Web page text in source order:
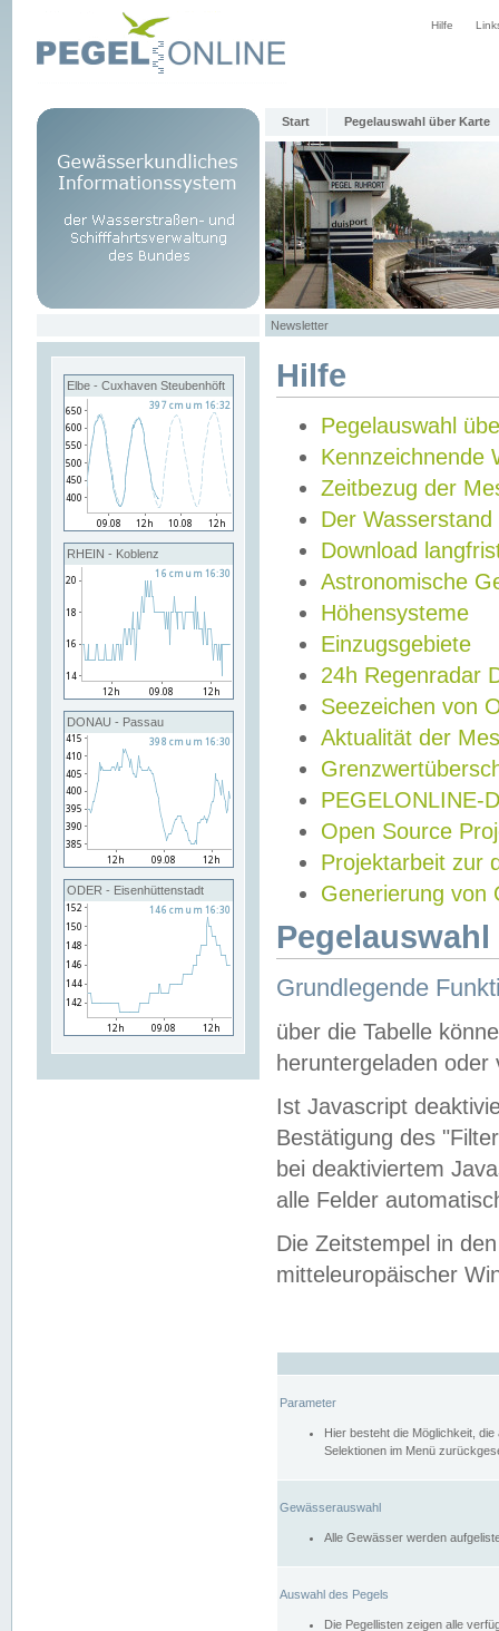
Hilfe
Start Pegelauswahl über Karte
Newsletter
Elbe - Cuxhaven Steubenhöft
RHEIN - Koblenz
DONAU - Passau
ODER - Eisenhüttenstadt
Hilfe
Pegelauswahl
Kennzeichnende
Zeitbezug der
Der Wasserstand
Download
Astronomische
Höhensysteme
Einzugsgebiete
24h Regenradar
Seezeichen von
Aktualität der
PEGELONLINE-
Open Source
Projektarbeit zur
Generierung von
Grundlegende
über die Tabelle
heruntergeladen oder
Ist Javascript
Bestätigung des
bei deaktiviertem
alle Felder
Die Zeitstempel in
mitteleuropäischer
Parameter
Hier besteht die Möglichkeit,
Selektionen im Menü
Gewässerauswahl
Alle Gewässer werden
Auswahl des Pegels
Die Pegellisten zeigen alle